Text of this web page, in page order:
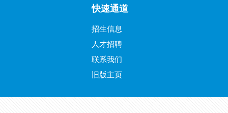
快速通道
招生信息
人才招聘
联系我们
旧版主页